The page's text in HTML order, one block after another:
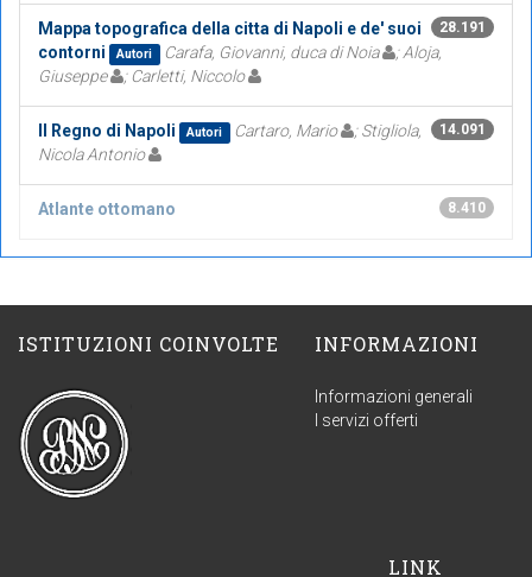
28.191
Mappa topografica della citta di Napoli e de' suoi
contorni
Autori Carafa, Giovanni, duca di Noia
; Aloja,
Giuseppe
; Carletti, Niccolo
14.091
Il Regno di Napoli Autori Cartaro, Mario
; Stigliola,
Nicola Antonio
8.410
Atlante ottomano
ISTITUZIONI COINVOLTE INFORMAZIONI
Informazioni generali
I servizi offerti
LINK